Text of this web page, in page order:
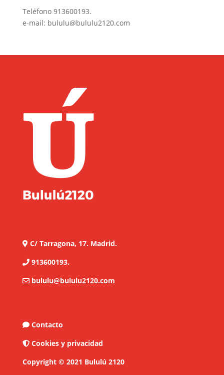
Teléfono 913600193.
e-mail: bululu@bululu2120.com
C/ Tarragona, 17. Madrid.
913600193.
bululu@bululu2120.com
Contacto
Cookies y privacidad
Copyright © 2021 Bululú 2120